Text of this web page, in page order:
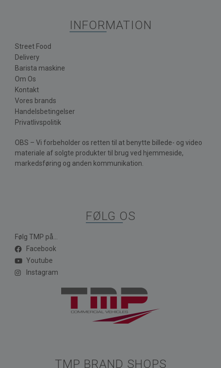
INFORMATION
Street Food
Delivery
Barista maskine
Om Os
Kontakt
Vores brands
Handelsbetingelser
Privatlivspolitik
OBS – Vi forbeholder os retten til at benytte billede- og video
materiale af solgte produkter til brug ved hjemmeside,
markedsføring og anden kommunikation.
FØLG OS
Følg TMP på...
Facebook
Youtube
Instagram
TMP BRAND SHOPS